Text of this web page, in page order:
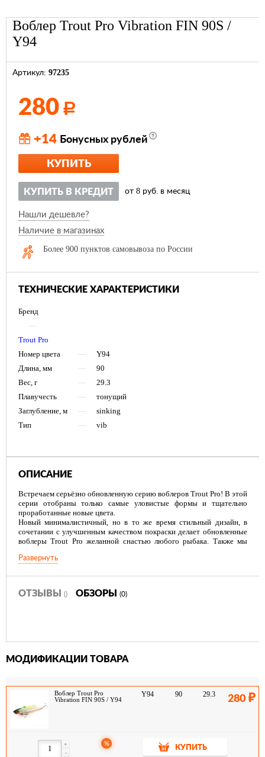
Воблер Trout Pro Vibration FIN 90S /
Y94
Артикул: 97235
280 Р
+14 Бонусных рублей
КУПИТЬ
КУПИТЬ В КРЕДИТ от 8 руб. в месяц
Нашли дешевле?
Наличие в магазинах
Более 900 пунктов самовывоза по России
ТЕХНИЧЕСКИЕ ХАРАКТЕРИСТИКИ
Бренд
—
Trout Pro
Номер цвета
—
Y94
Длина, мм
—
90
Вес, г
—
29.3
Плавучесть
—
тонущий
Заглубление, м
—
sinking
Тип
— vib
ОПИСАНИЕ
Встречаем серьёзно обновленную серию воблеров Trout Pro! В этой
серии отобраны только самые уловистые формы и тщательно
проработанные новые цвета.
Новый минималистичный, но в то же время стильный дизайн, в
сочетании с улучшенным качеством покраски делает обновленные
воблеры Trout Pro желанной снастью любого рыбака. Также мы
цену.
Развернуть
ОТЗЫВЫ () ОБЗОРЫ (0)
МОДИФИКАЦИИ ТОВАРА
Воблер Trout Pro
Vibration FIN 90S / Y94
Y94 90 29.3 280
-
+ %
КУПИТЬ